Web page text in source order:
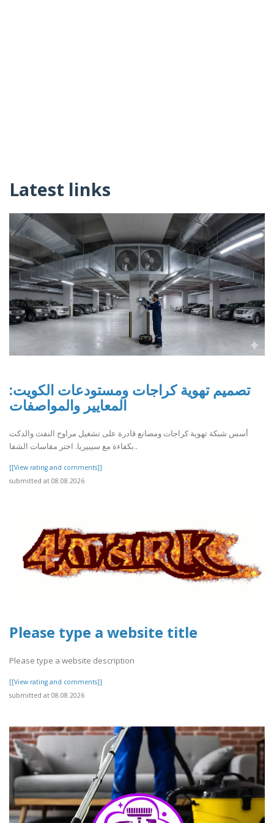
Latest links
تصميم تهوية كراجات ومستودعات الكويت:
المعايير والمواصفات
أسس شبكة تهوية كراجات ومصانع قادرة على تشغيل مراوح النفث والدكت
بكفاءة مع سيبيريا. اختر مقاسات الشفا..
[[View rating and comments]]
submitted at 08.08.2026
Please type a website title
Please type a website description
[[View rating and comments]]
submitted at 08.08.2026